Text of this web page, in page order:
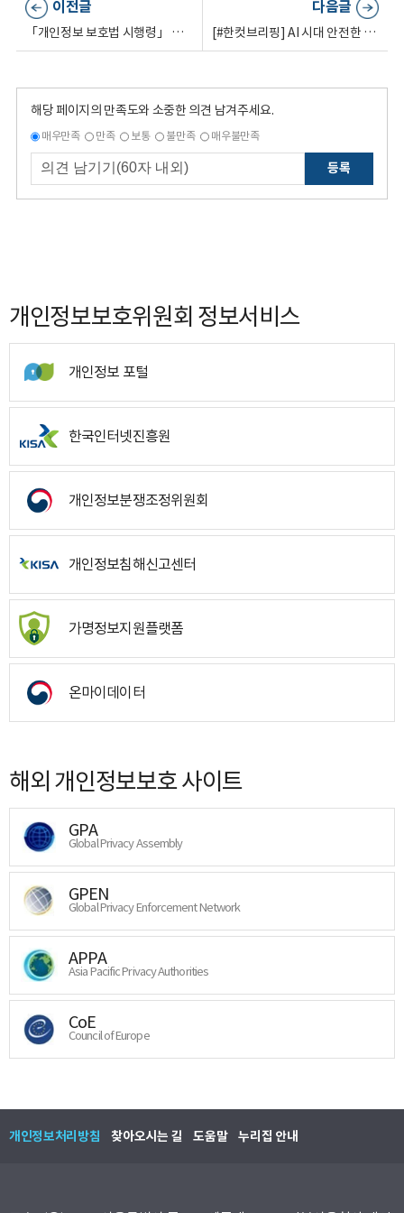
이전글
「개인정보 보호법 시행령」 개정안을 입법예고했습니다🙌
다음글
[#한컷브리핑] AI 시대 안전한 데이터 활용, 가명정보 전문가가 함께합니다
해당 페이지의 만족도와 소중한 의견 남겨주세요.
매우만족 만족 보통 불만족 매우불만족
등록
개인정보보호위원회 정보서비스
개인정보 포털
한국인터넷진흥원
개인정보분쟁조정위원회
개인정보침해신고센터
가명정보지원플랫폼
온마이데이터
해외 개인정보보호 사이트
GPA
Global Privacy Assembly
GPEN
Global Privacy Enforcement Network
APPA
Asia Pacific Privacy Authorities
CoE
Council of Europe
개인정보처리방침 찾아오시는 길 도움말 누리집 안내